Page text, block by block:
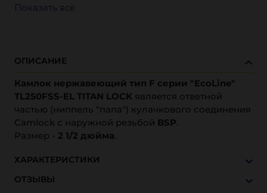
Показать всё
ОПИСАНИЕ
Камлок нержавеющий тип F серии "EcoLine"
TL250FSS-EL TITAN LOCK является ответной
частью (ниппель "папа") кулачкового соединения
Camlock с наружной резьбой BSP.
Размер - 2 1/2 дюйма.
ХАРАКТЕРИСТИКИ
ОТЗЫВЫ